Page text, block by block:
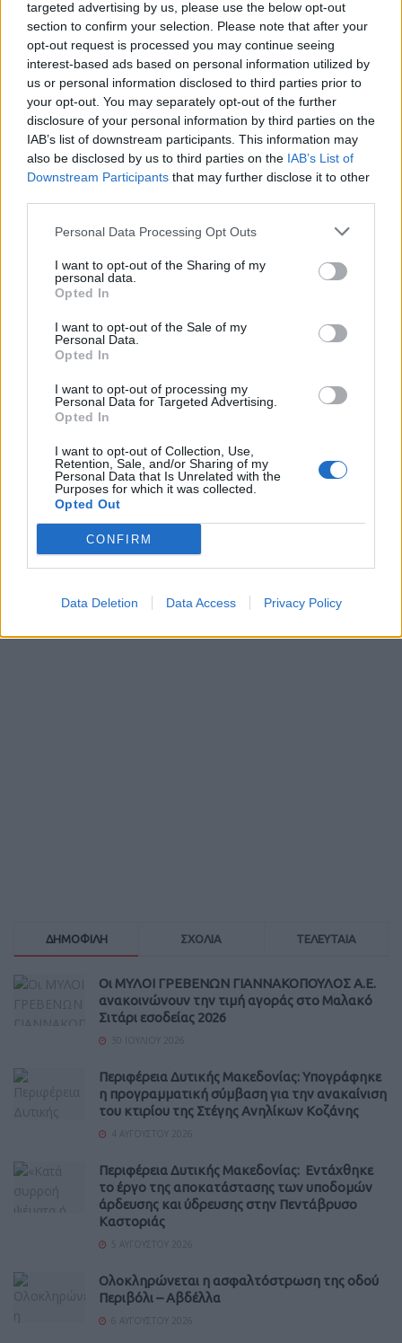
targeted advertising by us, please use the below opt-out
section to confirm your selection. Please note that after your
opt-out request is processed you may continue seeing
interest-based ads based on personal information utilized by
us or personal information disclosed to third parties prior to
your opt-out. You may separately opt-out of the further
disclosure of your personal information by third parties on the
IAB’s list of downstream participants. This information may
also be disclosed by us to third parties on the IAB’s List of
Downstream Participants that may further disclose it to other
Personal Data Processing Opt Outs
I want to opt-out of the Sharing of my
personal data.
Opted In
I want to opt-out of the Sale of my
Personal Data.
Opted In
I want to opt-out of processing my
Personal Data for Targeted Advertising.
Opted In
I want to opt-out of Collection, Use,
Retention, Sale, and/or Sharing of my
Personal Data that Is Unrelated with the
Purposes for which it was collected.
Opted Out
CONFIRM
Data Deletion Data Access Privacy Policy
ΔΗΜΟΦΙΛΗ ΣΧΟΛΙΑ ΤΕΛΕΥΤΑΙΑ
Οι ΜΥΛΟΙ ΓΡΕΒΕΝΩΝ ΓΙΑΝΝΑΚΟΠΟΥΛΟΣ Α.Ε.
ανακοινώνουν την τιμή αγοράς στο Μαλακό
Σιτάρι εσοδείας 2026
Περιφέρεια Δυτικής Μακεδονίας: Υπογράφηκε
η προγραμματική σύμβαση για την ανακαίνιση
του κτιρίου της Στέγης Ανηλίκων Κοζάνης
Περιφέρεια Δυτικής Μακεδονίας: Εντάχθηκε
το έργο της αποκατάστασης των υποδομών
άρδευσης και ύδρευσης στην Πεντάβρυσο
Καστοριάς
Ολοκληρώνεται η ασφαλτόστρωση της οδού
Περιβόλι – Αβδέλλα